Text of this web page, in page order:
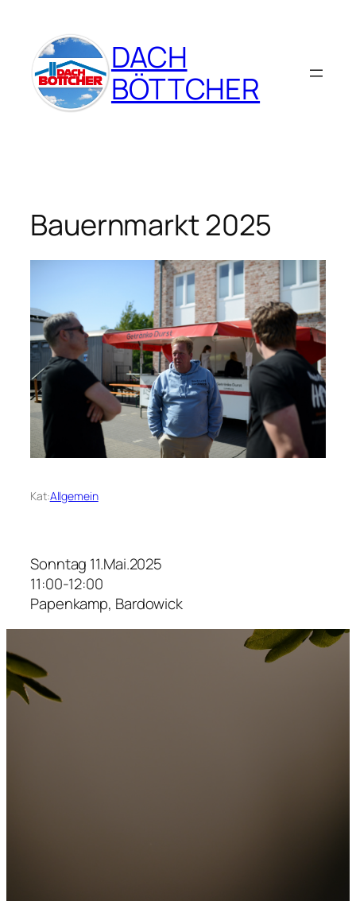
springen
DACH
BÖTTCHER
Bauernmarkt 2025
Kat:Allgemein
Sonntag 11.Mai.2025
11:00-12:00
Papenkamp, Bardowick